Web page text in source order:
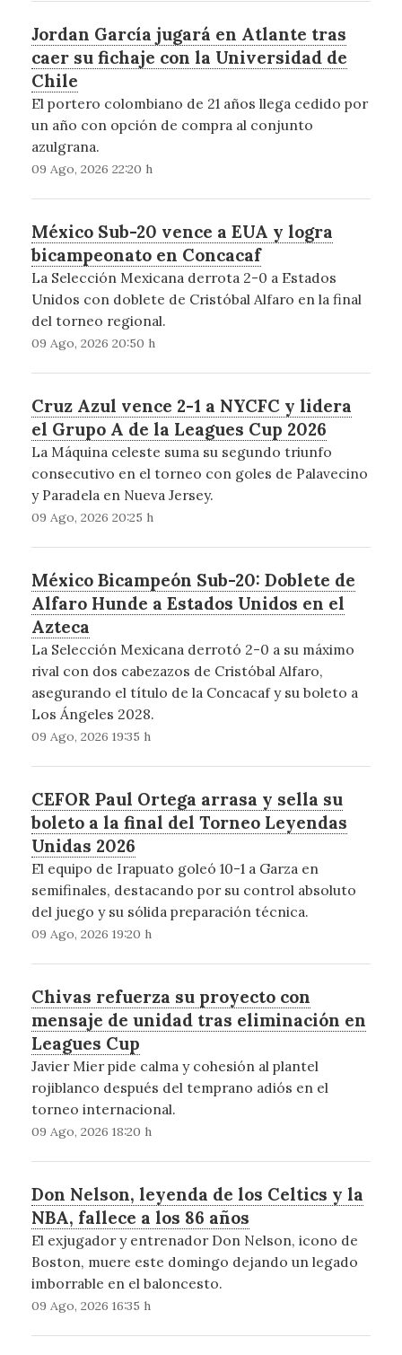
Jordan García jugará en Atlante tras
caer su fichaje con la Universidad de
Chile
El portero colombiano de 21 años llega cedido por
un año con opción de compra al conjunto
azulgrana.
09 Ago, 2026 22:20 h
México Sub-20 vence a EUA y logra
bicampeonato en Concacaf
La Selección Mexicana derrota 2-0 a Estados
Unidos con doblete de Cristóbal Alfaro en la final
del torneo regional.
09 Ago, 2026 20:50 h
Cruz Azul vence 2-1 a NYCFC y lidera
el Grupo A de la Leagues Cup 2026
La Máquina celeste suma su segundo triunfo
consecutivo en el torneo con goles de Palavecino
y Paradela en Nueva Jersey.
09 Ago, 2026 20:25 h
México Bicampeón Sub-20: Doblete de
Alfaro Hunde a Estados Unidos en el
Azteca
La Selección Mexicana derrotó 2-0 a su máximo
rival con dos cabezazos de Cristóbal Alfaro,
asegurando el título de la Concacaf y su boleto a
Los Ángeles 2028.
09 Ago, 2026 19:35 h
CEFOR Paul Ortega arrasa y sella su
boleto a la final del Torneo Leyendas
Unidas 2026
El equipo de Irapuato goleó 10-1 a Garza en
semifinales, destacando por su control absoluto
del juego y su sólida preparación técnica.
09 Ago, 2026 19:20 h
Chivas refuerza su proyecto con
mensaje de unidad tras eliminación en
Leagues Cup
Javier Mier pide calma y cohesión al plantel
rojiblanco después del temprano adiós en el
torneo internacional.
09 Ago, 2026 18:20 h
Don Nelson, leyenda de los Celtics y la
NBA, fallece a los 86 años
El exjugador y entrenador Don Nelson, icono de
Boston, muere este domingo dejando un legado
imborrable en el baloncesto.
09 Ago, 2026 16:35 h